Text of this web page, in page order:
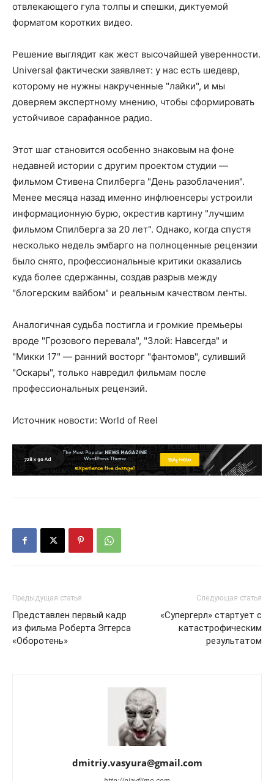
отвлекающего гула толпы и спешки, диктуемой
форматом коротких видео.
Решение выглядит как жест высочайшей уверенности.
Universal фактически заявляет: у нас есть шедевр,
которому не нужны накрученные "лайки", и мы
доверяем экспертному мнению, чтобы сформировать
устойчивое сарафанное радио.
Этот шаг становится особенно знаковым на фоне
недавней истории с другим проектом студии —
фильмом Стивена Спилберга "День разоблачения".
Менее месяца назад именно инфлюенсеры устроили
информационную бурю, окрестив картину "лучшим
фильмом Спилберга за 20 лет". Однако, когда спустя
несколько недель эмбарго на полноценные рецензии
было снято, профессиональные критики оказались
куда более сдержанны, создав разрыв между
"блогерским вайбом" и реальным качеством ленты.
Аналогичная судьба постигла и громкие премьеры
вроде "Грозового перевала", "Злой: Навсегда" и
"Микки 17" — ранний восторг "фантомов", суливший
"Оскары", только навредил фильмам после
профессиональных рецензий.
Источник новости: World of Reel
Предыдущая статья
Представлен первый кадр
из фильма Роберта Эггерса
«Оборотень»
Следующая статья
«Супергерл» стартует с
катастрофическим
результатом
dmitriy.vasyura@gmail.com